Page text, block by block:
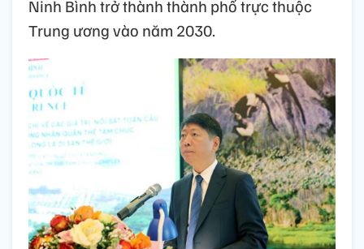
Ninh Bình trở thành thành phố trực thuộc
Trung ương vào năm 2030.